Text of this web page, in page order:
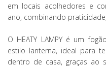
em locais acolhedores e
ano, combinando
O HEATY LAMPY é um
estilo lanterna, ideal para
dentro de casa, graças ao